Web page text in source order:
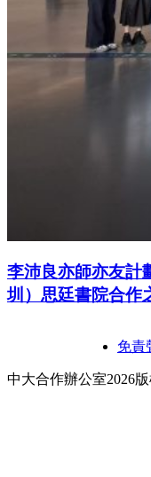
李沛良亦師亦友
圳）思廷書院合作
免責
中大合作辦公室2026